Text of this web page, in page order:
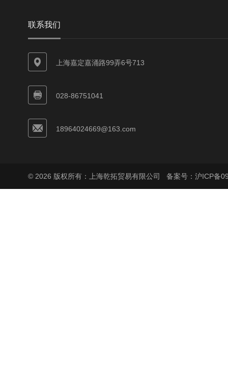
联系我们
上海嘉定嘉涌路99弄6号713
028-86751041
18964024669@163.com
© 2026 版权所有：上海乾拓贸易有限公司 备案号：沪ICP备